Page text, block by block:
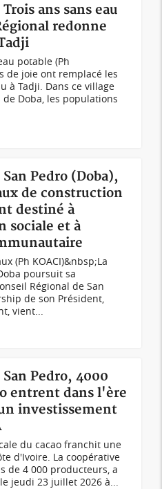
ans sans eau
redonne
potable (Ph
de joie ont remplacé les
à Tadji. Dans ce village
Doba, les populations
Pedro (Doba),
de construction
destiné à
sociale et à
(Ph KOACI)&nbsp;La
poursuit sa
Régional de San
de son Président,
vient...
Pedro, 4000
entrent dans l'ère
investissement
du cacao franchit une
d'Ivoire. La coopérative
de 4 000 producteurs, a
jeudi 23 juillet 2026 à...